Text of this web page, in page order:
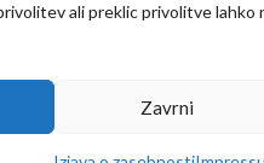
ali preklic privolitve lahko
Zavrni